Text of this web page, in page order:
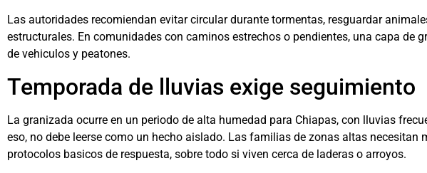
Las autoridades recomiendan evitar circular durante tormentas, resguardar
estructurales. En comunidades con caminos estrechos o pendientes, una capa de
de vehiculos y peatones.
Temporada de lluvias exige seguimiento
La granizada ocurre en un periodo de alta humedad para Chiapas, con lluvias
eso, no debe leerse como un hecho aislado. Las familias de zonas altas necesitan
protocolos basicos de respuesta, sobre todo si viven cerca de laderas o arroyos.